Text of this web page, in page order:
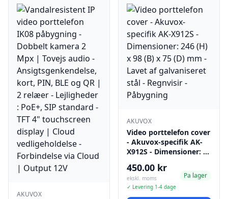
AKUVOX
AKUVOX
Video porttelefon cover
- Akuvox-specifik AK-
X912S - Dimensioner: …
450.00 kr
ekskl. moms
✓ Levering 1-4 dage
Pa lager